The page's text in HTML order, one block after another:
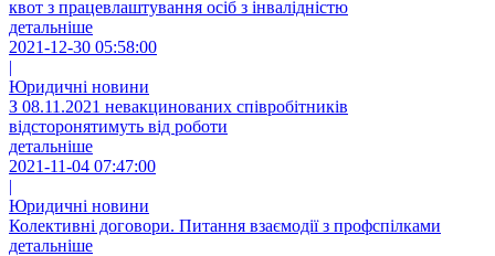
квот з працевлаштування осіб з інвалідністю
детальніше
2021-12-30 05:58:00
|
Юридичні новини
З 08.11.2021 невакцинованих співробітників
відсторонятимуть від роботи
детальніше
2021-11-04 07:47:00
|
Юридичні новини
Колективні договори. Питання взаємодії з профспілками
детальніше